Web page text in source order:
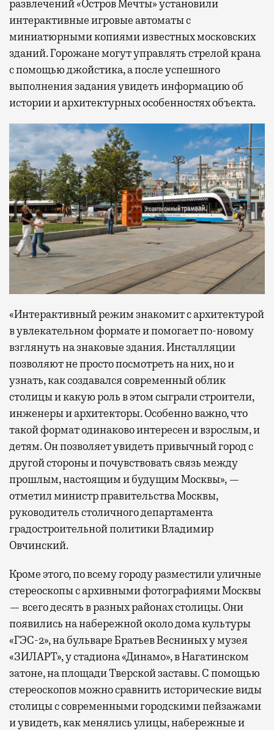
развлечений «Остров Мечты» установили
интерактивные игровые автоматы с
миниатюрными копиями известных московских
зданий. Горожане могут управлять стрелой крана
с помощью джойстика, а после успешного
выполнения задания увидеть информацию об
истории и архитектурных особенностях объекта.
«Интерактивный режим знакомит с архитектурой
в увлекательном формате и помогает по-новому
взглянуть на знаковые здания. Инсталляции
позволяют не просто посмотреть на них, но и
узнать, как создавался современный облик
столицы и какую роль в этом сыграли строители,
инженеры и архитекторы. Особенно важно, что
такой формат одинаково интересен и взрослым, и
детям. Он позволяет увидеть привычный город с
другой стороны и почувствовать связь между
прошлым, настоящим и будущим Москвы», —
отметил министр правительства Москвы,
руководитель столичного департамента
градостроительной политики Владимир
Овчинский.
Кроме этого, по всему городу разместили уличные
стереоскопы с архивными фотографиями Москвы
— всего десять в разных районах столицы. Они
появились на набережной около дома культуры
«ГЭС-2», на бульваре Братьев Весниных у музея
«ЗИЛАРТ», у стадиона «Динамо», в Нагатинском
затоне, на площади Тверской заставы. С помощью
стереоскопов можно сравнить исторические виды
столицы с современными городскими пейзажами
и увидеть, как менялись улицы, набережные и